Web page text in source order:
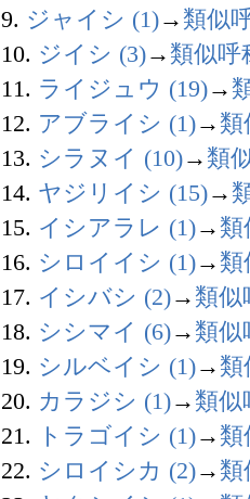
9. ジャイシ (1)→ 類似
10. ジイシ (3)→ 類似呼
11. ライジュウ (19)→
12. アブライシ (1)→ 類
13. シラヌイ (10)→ 類
14. ヤジリイシ (15)→
15. イシアラレ (1)→ 類
16. シロイイシ (1)→ 類
17. イシバシ (2)→ 類似
18. シシマイ (6)→ 類似
19. シルベイシ (1)→ 類
20. カラジシ (1)→ 類似
21.
トラゴイシ (1)→ 類
22. シロイシカ (2)→ 類